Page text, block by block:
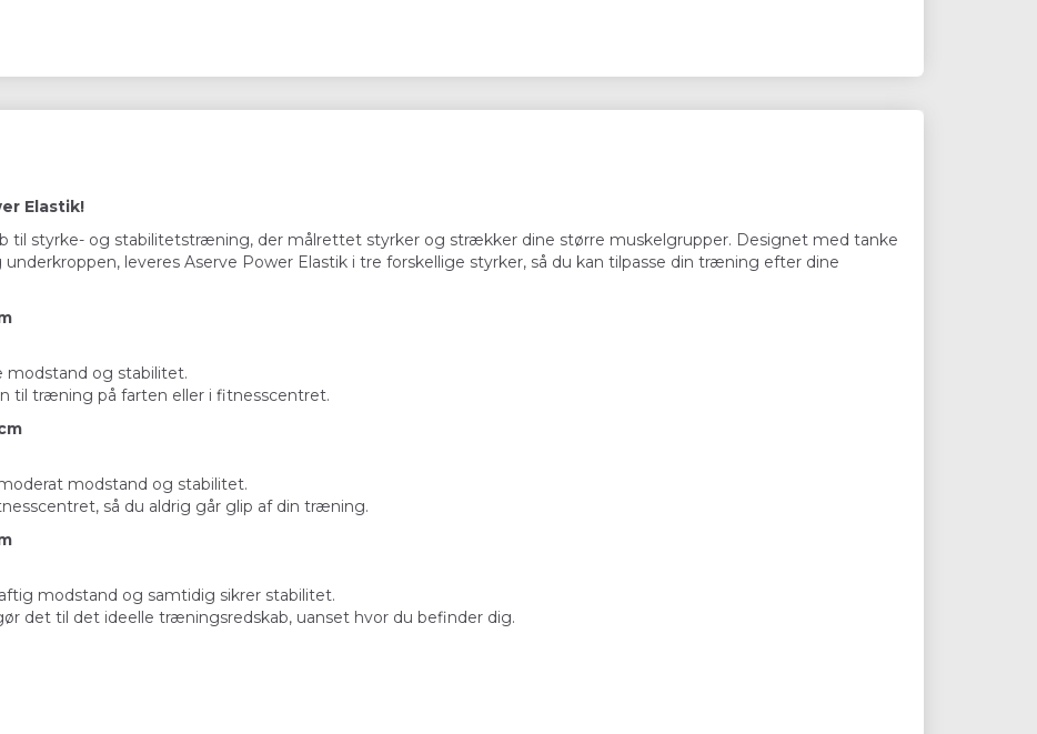
Elastik!
til styrke- og stabilitetstræning, der målrettet styrker og strækker dine større muskelgrupper. Designet med tanke
leveres Aserve Power Elastik i tre forskellige styrker, så du kan tilpasse din træning efter dine
modstand og stabilitet.
til træning på farten eller i fitnesscentret.
modstand og stabilitet.
så du aldrig går glip af din træning.
modstand og samtidig sikrer stabilitet.
det til det ideelle træningsredskab, uanset hvor du befinder dig.